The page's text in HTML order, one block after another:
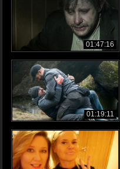
01:47:16
01:19:11